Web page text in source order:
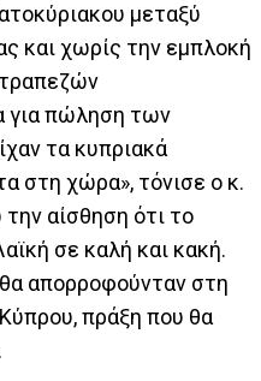
μεταξύ
και χωρίς την εμπλοκή
για πώληση των
τα κυπριακά
στη χώρα», τόνισε ο κ.
αίσθηση ότι το
σε καλή και κακή.
απορροφούνταν στη
πράξη που θα